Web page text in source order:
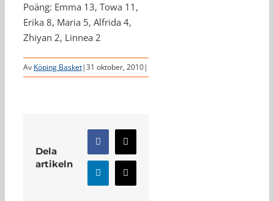
Poäng: Emma 13, Towa 11,
Erika 8, Maria 5, Alfrida 4,
Zhiyan 2, Linnea 2
Av Köping Basket|31 oktober, 2010|
Dela
artikeln
Facebook
X
LinkedInE-
post